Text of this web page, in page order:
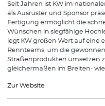
Seit Jahren ist KW im
als Ausrüster und Sponsor
Fertigung ermöglicht die
Wünschen in siegfähige
legt KW großen Wert auf
Rennteams, um die
Straßenprodukten umsetzen
gleichermaßen im Breiten-
Zur Website